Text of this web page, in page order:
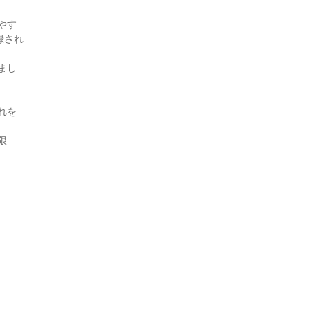
す
され
し
を